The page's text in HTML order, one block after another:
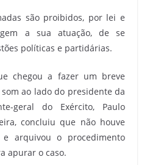
são proibidos, por lei e
a sua atuação, de se
políticas e partidárias.
chegou a fazer um breve
ao lado do presidente da
geral do Exército, Paulo
concluiu que não houve
e arquivou o procedimento
apurar o caso.